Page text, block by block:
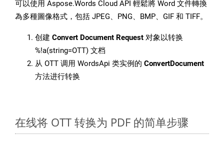
可以使用 Aspose.Words Cloud API 輕鬆將 Word 文件轉換
為多種圖像格式，包括 JPEG、PNG、BMP、GIF 和 TIFF。
创建 Convert Document Request 对象以转换
%!a(string=OTT) 文档
从 OTT 调用 WordsApi 类实例的 ConvertDocument
方法进行转换
在线将 OTT 转换为 PDF 的简单步骤